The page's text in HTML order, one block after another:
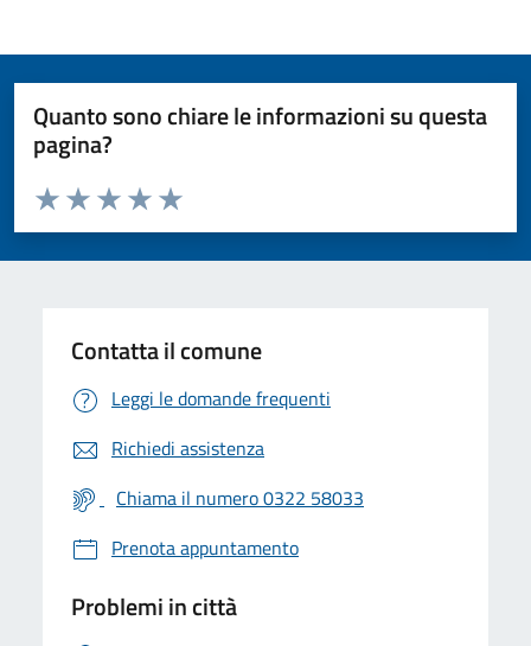
Quanto sono chiare le informazioni su questa
pagina?
Valuta da 1 a 5 stelle la pagina
Valuta 5 stelle su 5
Valuta 4 stelle su 5
Valuta 3 stelle su 5
Valuta 2 stelle su 5
Valuta 1 stelle su 5
Contatta il comune
Leggi le domande frequenti
Richiedi assistenza
Chiama il numero 0322 58033
Prenota appuntamento
Problemi in città